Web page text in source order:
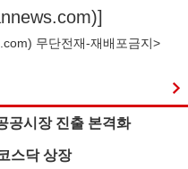
)]
) 무단전재-재배포금지>
공시장 진출 본격화
스닥 상장